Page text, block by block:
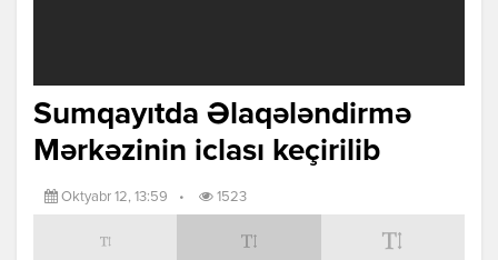
Sumqayıtda Əlaqələndirmə
Mərkəzinin iclası keçirilib
Oktyabr 12, 13:59 • 1523